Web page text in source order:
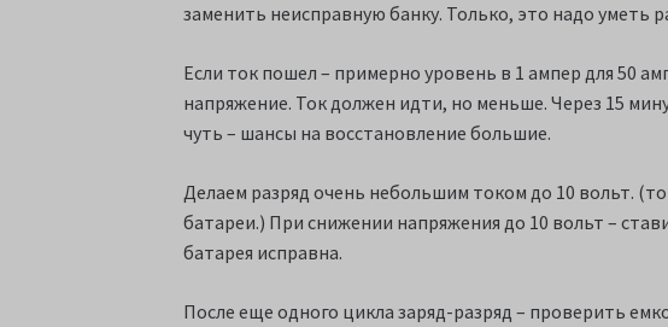
заменить неисправную банку. Только, это надо уметь
Если ток пошел – примерно уровень в 1 ампер для 50
напряжение. Ток должен идти, но меньше. Через 15
чуть – шансы на восстановление большие.
Делаем разряд очень небольшим током до 10 вольт.
батареи.) При снижении напряжения до 10 вольт –
батарея исправна.
После еще одного цикла заряд-разряд – проверить